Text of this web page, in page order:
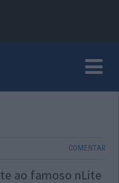
COMENTAR
ao famoso nLite